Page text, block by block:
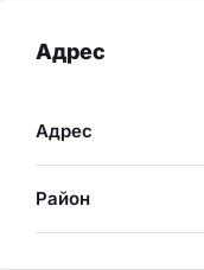
Адрес
Адрес
Район